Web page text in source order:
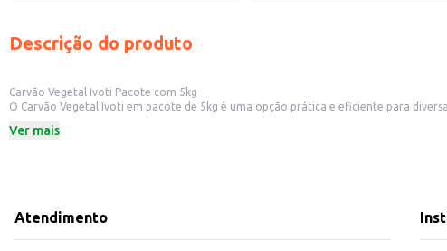
Descrição do produto
Carvão Vegetal Ivoti Pacote com 5kg
O Carvão Vegetal Ivoti em pacote de 5kg é uma opção prática e eficiente para diversas aplicações. Sua embalagem facilita o transporte e armazenamento, sendo ideal para revenda em mercados,
Dicas de uso:
O Carvão Vegetal Ivoti oferece um produto de qualidade, proporcionando
contribui para uma gestão eficiente de estoque e custos.
Marca: Ivoti
Ver mais
Atendimento